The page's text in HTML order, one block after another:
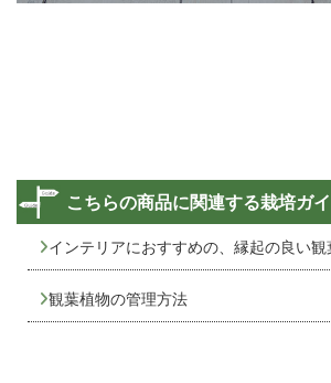
こちらの商品に関連する栽培ガ
インテリアにおすすめの、縁起の良い観
観葉植物の管理方法